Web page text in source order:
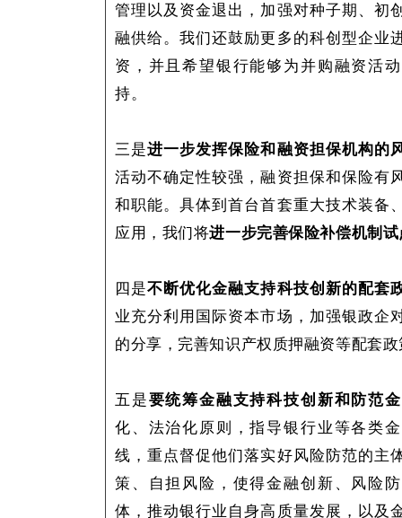
管理以及资金退出，加强对种子期、初
融供给。我们还鼓励更多的科创型企业
资，并且希望银行能够为并购融资活
持。
三是进一步发挥保险和融资担保机构的
活动不确定性较强，融资担保和保险有
和职能。具体到首台首套重大技术装备
应用，我们将进一步完善保险补偿机制
四是不断优化金融支持科技创新的配套
业充分利用国际资本市场，加强银政企
的分享，完善知识产权质押融资等配套
五是要统筹金融支持科技创新和防范
化、法治化原则，指导银行业等各类
线，重点督促他们落实好风险防范的主
策、自担风险，使得金融创新、风险
体，推动银行业自身高质量发展，以及